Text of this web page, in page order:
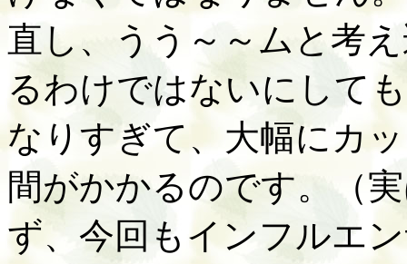
直し、うう～～ムと考
るわけではないにして
なりすぎて、大幅にカ
間がかかるのです。（
ず、今回もインフルエ